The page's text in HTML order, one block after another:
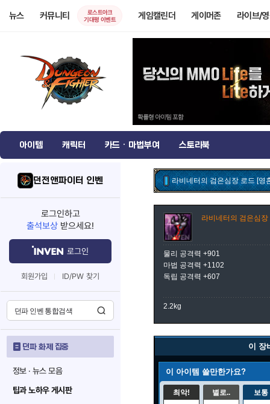
뉴스 커뮤니티
로스트아크
기대평 이벤트
게임캘린더 게이머존 라이브/
아이템 캐릭터 카드 · 마법부여 스토리북
던전앤파이터 인벤
로그인하고
출석보상 받으세요!
로그인
회원가입 ID/PW 찾기
던파 화제 집중
정보 · 뉴스 모음
팁과 노하우 게시판
라비네터의 검은심장 로드 [영
라비네터의 검은심장
물리 공격력 +901
마법 공격력 +1102
독립 공격력 +607
2.2kg
이 장
이 아이템 쓸만한가요?
최악! 별로.. 보통